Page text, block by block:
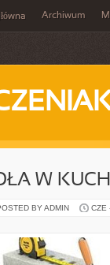
Archiwum
W
BY ADMIN CZE